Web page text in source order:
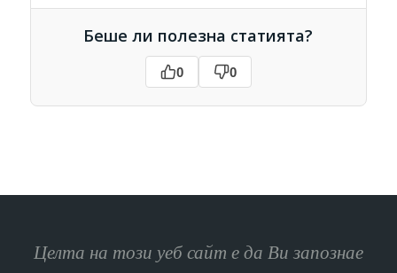
Беше ли полезна статията?
0 0
Целта на този уеб сайт е да Ви запознае